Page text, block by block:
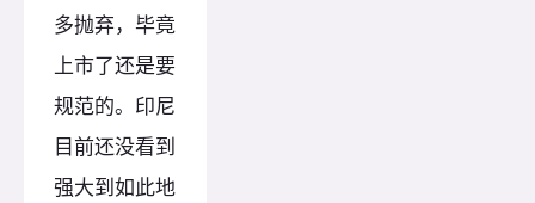
多抛弃，毕竟
上市了还是要
规范的。印尼
目前还没看到
强大到如此地